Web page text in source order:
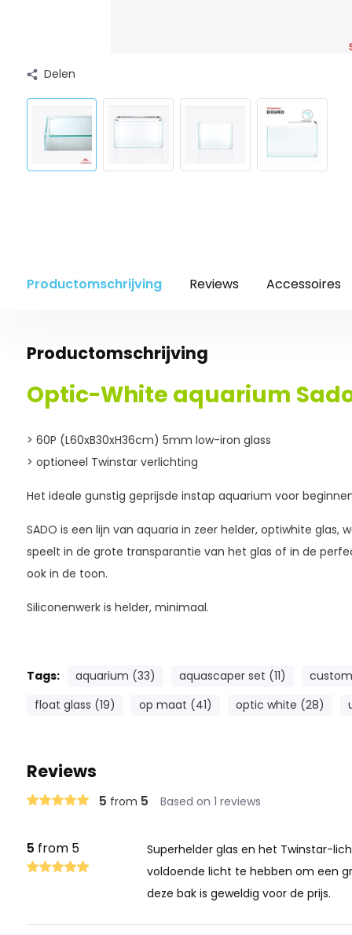
Delen
Productomschrijving Reviews Accessoires
Productomschrijving
Optic-White aquarium
> 60P (L60xB30xH36cm) 5mm low-iron glass
> optioneel Twinstar verlichting
Het ideale gunstig geprijsde instap aquarium voor
SADO is een lijn van aquaria in zeer helder, optiwhite glas,
speelt in de grote transparantie van het glas of in de
ook in de toon.
Siliconenwerk is helder, minimaal.
Tags: aquarium (33) aquascaper set (11)
float glass (19)
op maat (41) optic white (28)
Reviews
5 from 5 Based on 1 reviews
5 from 5
Superhelder glas en het Twinstar-
voldoende licht te hebben om een
deze bak is geweldig voor de prijs.